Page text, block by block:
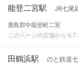
能登二宮駅 JR七尾
鹿島郡中能登町二宮
このページの店舗から 6.7
田鶴浜駅 のと鉄道